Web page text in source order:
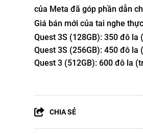
của Meta đã góp phần dẫn
Giá bán mới của tai nghe
Quest 3S (128GB): 350 đô
Quest 3S (256GB): 450 đô
Quest 3 (512GB): 600 đô la
CHIA SẺ